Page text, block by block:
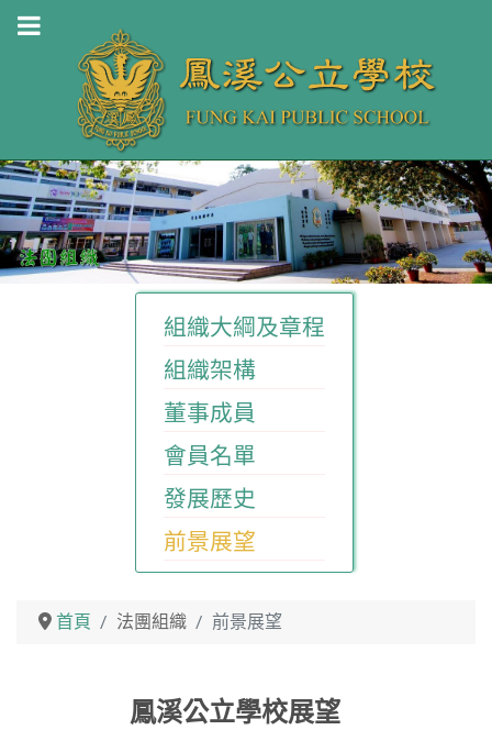
組織大綱及章程
組織架構
董事成員
會員名單
發展歷史
前景展望
首頁 法團組織 前景展望
鳳溪公立學校展望